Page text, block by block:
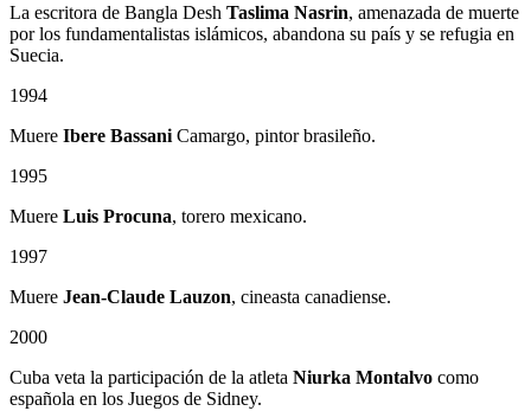
La escritora de Bangla Desh Taslima Nasrin, amenazada de muerte
por los fundamentalistas islámicos, abandona su país y se refugia en
Suecia.
1994
Muere Ibere Bassani Camargo, pintor brasileño.
1995
Muere Luis Procuna, torero mexicano.
1997
Muere Jean-Claude Lauzon, cineasta canadiense.
2000
Cuba veta la participación de la atleta Niurka Montalvo como
española en los Juegos de Sidney.